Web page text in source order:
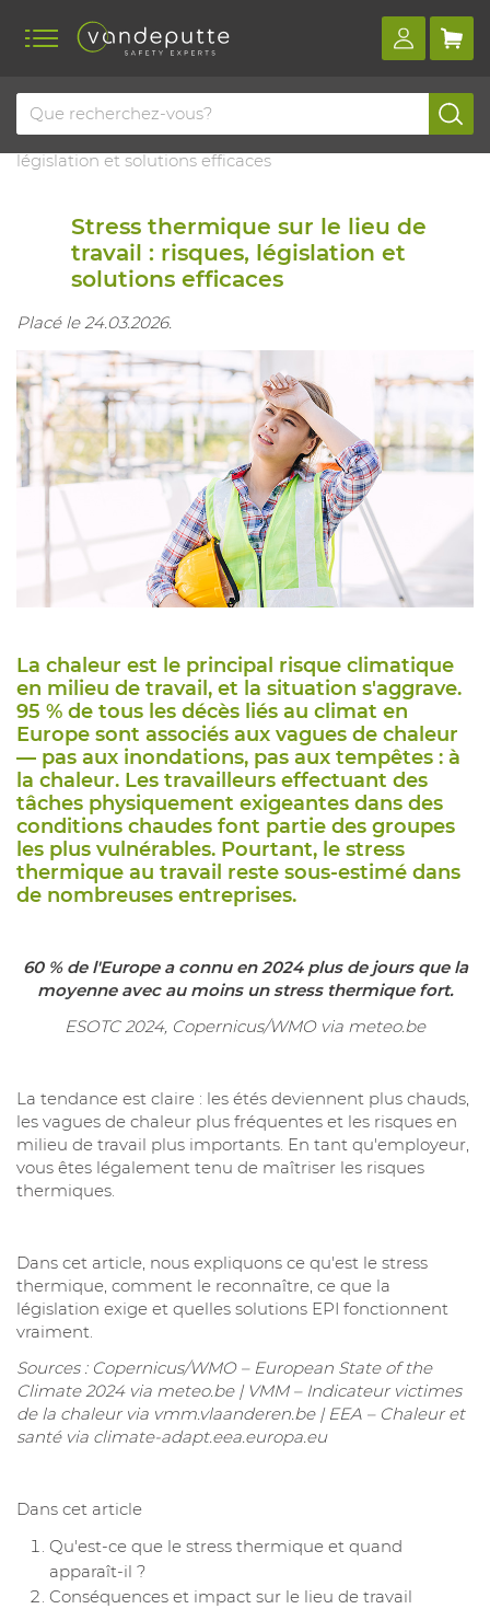
Home
Blog
Stress thermique sur le lieu de travail : risques,
législation et solutions efficaces
Stress thermique sur le lieu de
travail : risques, législation et
solutions efficaces
Placé le 24.03.2026.
La chaleur est le principal risque climatique
en milieu de travail, et la situation s'aggrave.
95 % de tous les décès liés au climat en
Europe sont associés aux vagues de chaleur
— pas aux inondations, pas aux tempêtes : à
la chaleur. Les travailleurs effectuant des
tâches physiquement exigeantes dans des
conditions chaudes font partie des groupes
les plus vulnérables. Pourtant, le stress
thermique au travail reste sous-estimé dans
de nombreuses entreprises.
60 % de l'Europe a connu en 2024 plus de jours que la
moyenne avec au moins un stress thermique fort.
ESOTC 2024, Copernicus/WMO via meteo.be
La tendance est claire : les étés deviennent plus chauds,
les vagues de chaleur plus fréquentes et les risques en
milieu de travail plus importants. En tant qu'employeur,
vous êtes légalement tenu de maîtriser les risques
thermiques.
Dans cet article, nous expliquons ce qu'est le stress
thermique, comment le reconnaître, ce que la
législation exige et quelles solutions EPI fonctionnent
vraiment.
Sources : Copernicus/WMO – European State of the
Climate 2024 via meteo.be | VMM – Indicateur victimes
de la chaleur via vmm.vlaanderen.be | EEA – Chaleur et
santé via climate-adapt.eea.europa.eu
Dans cet article
Qu'est-ce que le stress thermique et quand
apparaît-il ?
Conséquences et impact sur le lieu de travail